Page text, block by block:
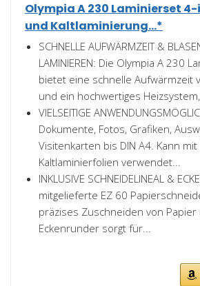
Olympia A 230 Laminierset
und Kaltlaminierung...*
SCHNELLE AUFWÄRMZEIT &
LAMINIEREN: Die Olympia A 230
bietet eine schnelle Aufwärmzeit
und ein hochwertiges
VIELSEITIGE
Dokumente, Fotos, Grafiken,
Visitenkarten bis DIN A4. Kann
Kaltlaminierfolien verwendet...
INKLUSIVE SCHNEIDELINEAL &
mitgelieferte EZ 60
präzises Zuschneiden von
Eckenrunder sorgt für...